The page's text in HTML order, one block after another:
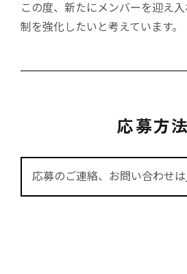
この度、新たにメンバーを迎え
制を強化したいと考えています。
応募方法
応募のご連絡、お問い合わせは